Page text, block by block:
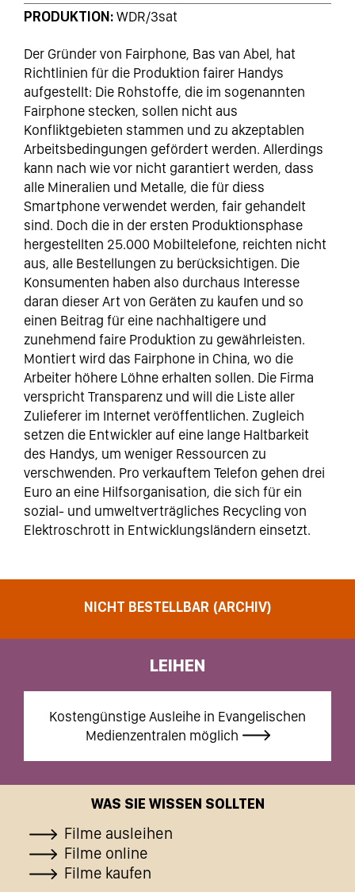
Der Gründer von Fairphone, Bas van Abel, hat
Richtlinien für die Produktion fairer Handys
aufgestellt: Die Rohstoffe, die im sogenannten
Fairphone stecken, sollen nicht aus
Konfliktgebieten stammen und zu akzeptablen
Arbeitsbedingungen gefördert werden. Allerdings
kann nach wie vor nicht garantiert werden, dass
alle Mineralien und Metalle, die für diess
Smartphone verwendet werden, fair gehandelt
sind. Doch die in der ersten Produktionsphase
hergestellten 25.000 Mobiltelefone, reichten nicht
aus, alle Bestellungen zu berücksichtigen. Die
Konsumenten haben also durchaus Interesse
daran dieser Art von Geräten zu kaufen und so
einen Beitrag für eine nachhaltigere und
zunehmend faire Produktion zu gewährleisten.
Montiert wird das Fairphone in China, wo die
Arbeiter höhere Löhne erhalten sollen. Die Firma
verspricht Transparenz und will die Liste aller
Zulieferer im Internet veröffentlichen. Zugleich
setzen die Entwickler auf eine lange Haltbarkeit
des Handys, um weniger Ressourcen zu
verschwenden. Pro verkauftem Telefon gehen drei
Euro an eine Hilfsorganisation, die sich für ein
sozial- und umweltverträgliches Recycling von
Elektroschrott in Entwicklungsländern einsetzt.
PRODUKTION WDR/3sat
LEIHEN
Kostengünstige Ausleihe in Evangelischen
Medienzentralen möglich
NICHT BESTELLBAR (ARCHIV)
WAS SIE WISSEN SOLLTEN
Filme ausleihen
Filme online
Filme kaufen